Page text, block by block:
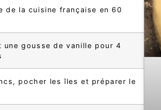
de la cuisine française en 60
gousse de vanille pour 4
pocher les îles et préparer le